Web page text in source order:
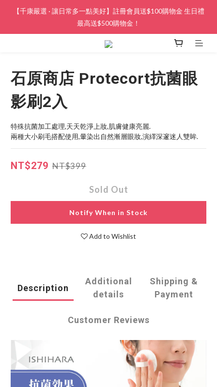
【千康嚴選 · 讓日常多一點美好】註冊會員送$100購物金 生日禮
最高送$500購物金！
石原商店 Protecort抗菌眼
影刷2入
特殊抗菌加工處理,天天乾淨上妝,肌膚健康亮麗.
兩種大小刷毛搭配使用,暈染出自然漸層眼妝,演繹深邃迷人雙眸.
NT$279 NT$399
Sold Out
Notify When in Stock
Add to Wishlist
Description
Additional
details
Shipping &
Payment
Customer Reviews